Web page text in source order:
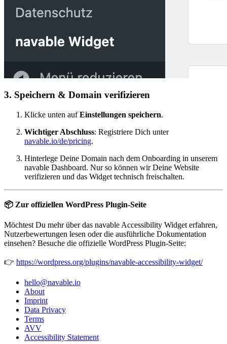
3. Speichern & Domain verifizieren
Klicke unten aufEinstellungen speichern.
Wichtiger Abschluss: Registriere Dich unter
navable.io/de/pricing.
Hinterlege Deine Domain nach dem Onboarding in unserem
navable Dashboard. Nur so können wir Deine Website
verifizieren und das Widget technisch freischalten.
📦 Zur offiziellen WordPress Plugin-Seite
Möchtest Du mehr über das navable Accessibility Widget erfahren,
Nutzerbewertungen lesen oder die ausführliche Dokumentation
einsehen? Besuche die offizielle WordPress Plugin-Seite:
👉 https://wordpress.org/plugins/navable-accessibility-widget/
hello@navable.io
About
Imprint
Data Privacy
Terms
AVV
Accessibility Statement